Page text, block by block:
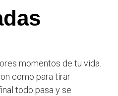
momentos de tu vida.
como para tirar
todo pasa y se